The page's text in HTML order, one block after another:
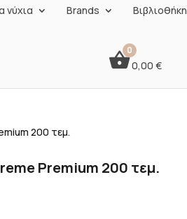
νύχια Brands Βιβλιοθήκη
0,00 €
200 τεμ.
Premium 200 τεμ.